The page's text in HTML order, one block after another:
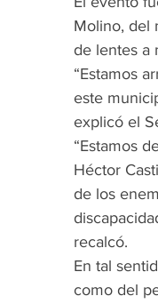
Molino, del
de lentes a
“Estamos
este
explicó el
“Estamos
Héctor
de los
recalcó.
En tal
como del